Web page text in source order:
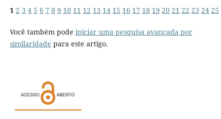
1 2 3 4 5 6 7 8 9 10 11 12 13 14 15 16 17 18 19 20 21 22 23 24 25
Você também pode iniciar uma pesquisa avançada por
similaridade para este artigo.